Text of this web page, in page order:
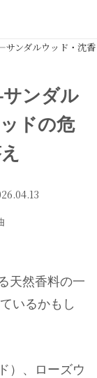
ンダルウッド・沈
ンダル
ドの危
天然香料の一
いるかもし
）、ローズウ